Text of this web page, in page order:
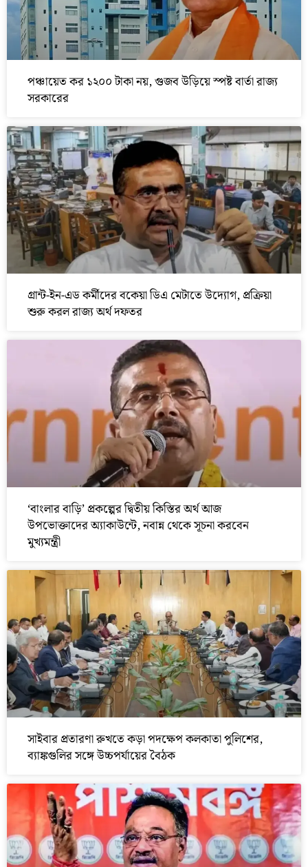
পঞ্চায়েত কর ১২০০ টাকা নয়, গুজব উড়িয়ে স্পষ্ট বার্তা রাজ্য
সরকারের
গ্রান্ট-ইন-এড কর্মীদের বকেয়া ডিএ মেটাতে উদ্যোগ, প্রক্রিয়া
শুরু করল রাজ্য অর্থ দফতর
‘বাংলার বাড়ি’ প্রকল্পের দ্বিতীয় কিস্তির অর্থ আজ
উপভোক্তাদের অ্যাকাউন্টে, নবান্ন থেকে সূচনা করবেন
মুখ্যমন্ত্রী
সাইবার প্রতারণা রুখতে কড়া পদক্ষেপ কলকাতা পুলিশের,
ব্যাঙ্কগুলির সঙ্গে উচ্চপর্যায়ের বৈঠক